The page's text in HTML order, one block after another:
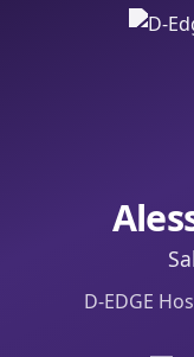
D-EDGE